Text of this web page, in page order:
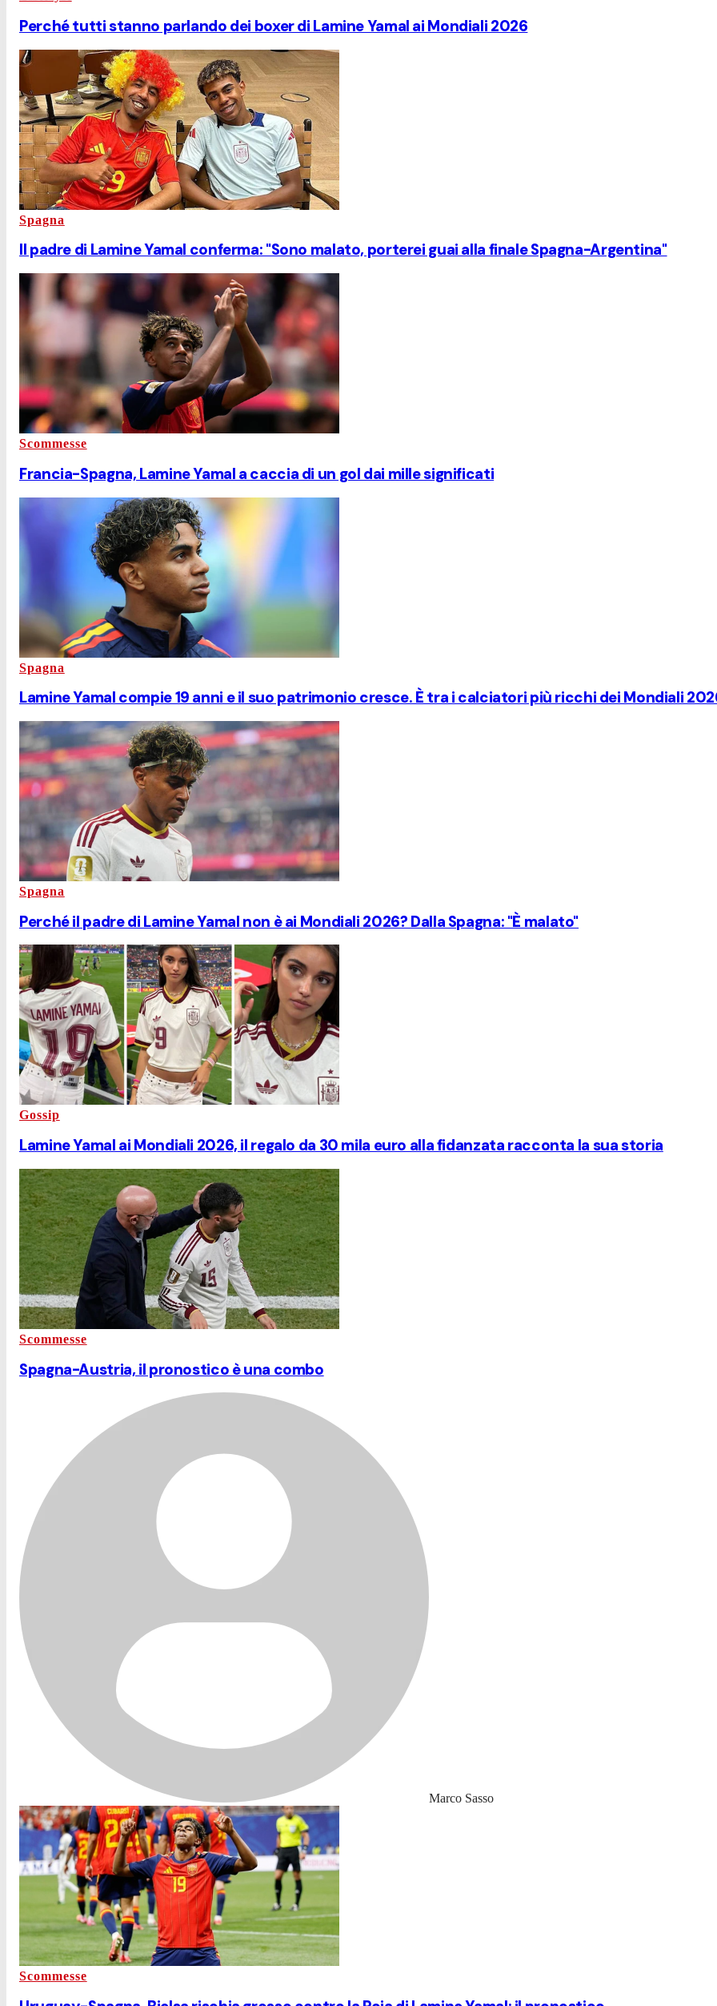
Perché tutti stanno parlando dei boxer di Lamine Yamal ai Mondiali 2026
Spagna
Il padre di Lamine Yamal conferma: "Sono malato, porterei guai alla finale Spagna-Argentina"
Scommesse
Francia-Spagna, Lamine Yamal a caccia di un gol dai mille significati
Spagna
Lamine Yamal compie 19 anni e il suo patrimonio cresce. È tra i calciatori più ricchi dei Mondiali
Spagna
Perché il padre di Lamine Yamal non è ai Mondiali 2026? Dalla Spagna: "È malato"
Gossip
Lamine Yamal ai Mondiali 2026, il regalo da 30 mila euro alla fidanzata racconta la sua storia
Scommesse
Spagna-Austria, il pronostico è una combo
Marco Sasso
Scommesse